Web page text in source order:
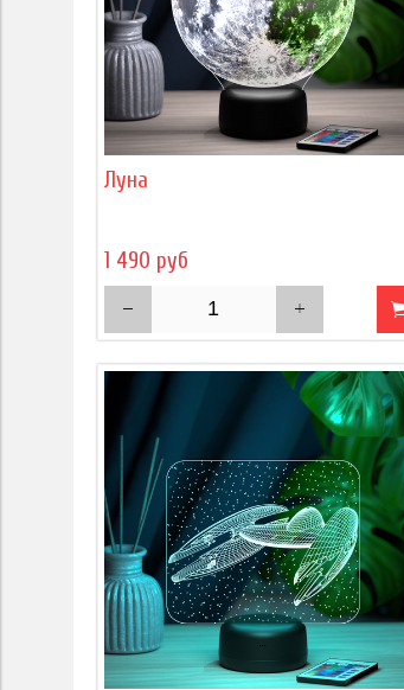
Луна
1 490 руб